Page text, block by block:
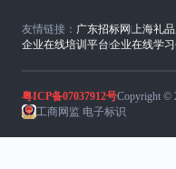
友情链接： 广东招标网上海礼
企业在线培训平台企业在线学
粤ICP备07037912号Copyright ©
工商网监 电子标识